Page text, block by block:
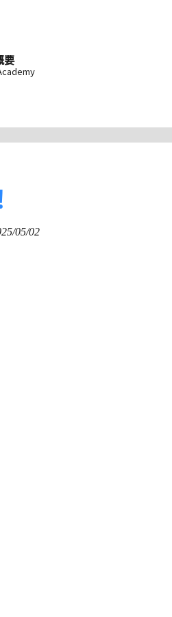
要
05/02